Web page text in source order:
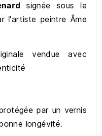
signée sous le
l'artiste peintre Âme
vendue avec
par un vernis
longévité.